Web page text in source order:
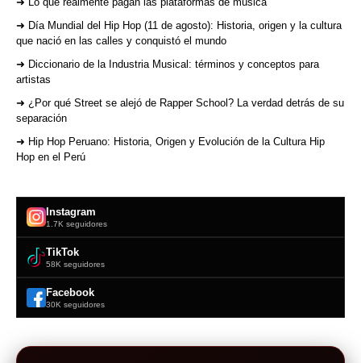
➜ Día Mundial del Hip Hop (11 de agosto): Historia, origen y la cultura
que nació en las calles y conquistó el mundo
➜ Diccionario de la Industria Musical: términos y conceptos para
artistas
➜ ¿Por qué Street se alejó de Rapper School? La verdad detrás de su
separación
➜ Hip Hop Peruano: Historia, Origen y Evolución de la Cultura Hip
Hop en el Perú
Instagram
1.7K seguidores
TikTok
58K seguidores
Facebook
30K seguidores